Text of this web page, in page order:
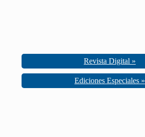
Revista Digital »
Ediciones Especiales »